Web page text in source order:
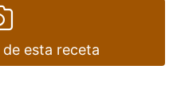
esta receta